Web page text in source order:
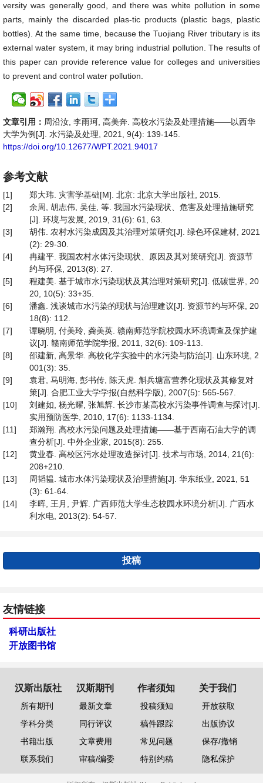
versity was generally good, and there was white pollution in some
parts, mainly the discarded plas-tic products (plastic bags, plastic
bottles). At the same time, because the Tuojiang River tributary is its
external water system, it may bring industrial pollution. The results of
this paper can provide reference value for colleges and universities
to prevent and control water pollution.
文章引用： 周沿汝, 李雨珂, 高美奔. 高校水污染及处理措施——以西华
大学为例[J]. 水污染及处理, 2021, 9(4): 139-145.
https://doi.org/10.12677/WPT.2021.94017
参考文献
[1]
郑大玮. 灾害学基础[M]. 北京: 北京大学出版社, 2015.
[2]
余周, 胡志伟, 吴佳, 等. 我国水污染现状、危害及处理措施研究
[J]. 环境与发展, 2019, 31(6): 61, 63.
[3]
胡伟. 农村水污染成因及其治理对策研究[J]. 绿色环保建材, 2021
(2): 29-30.
[4]
冉建平. 我国农村水体污染现状、原因及其对策研究[J]. 资源节
约与环保, 2013(8): 27.
[5]
程建美. 基于城市水污染现状及其治理对策研究[J]. 低碳世界, 20
20, 10(5): 33+35.
[6]
潘鑫. 浅谈城市水污染的现状与治理建议[J]. 资源节约与环保, 20
18(8): 112.
[7]
谭晓明, 付美玲, 龚美英. 赣南师范学院校园水环境调查及保护建
议[J]. 赣南师范学院学报, 2011, 32(6): 109-113.
[8]
邵建新, 高景华. 高校化学实验中的水污染与防治[J]. 山东环境, 2
001(3): 35.
[9]
袁君, 马明海, 彭书传, 陈天虎. 斛兵塘富营养化现状及其修复对
策[J]. 合肥工业大学学报(自然科学版), 2007(5): 565-567.
[10]
刘建如, 杨光耀, 张旭辉. 长沙市某高校水污染事件调查与探讨[J].
实用预防医学, 2010, 17(6): 1133-1134.
[11]
郑瀚翔. 高校水污染问题及处理措施——基于西南石油大学的调
查分析[J]. 中外企业家, 2015(8): 255.
[12]
黄业春. 高校区污水处理改造探讨[J]. 技术与市场, 2014, 21(6):
208+210.
[13]
周韬韫. 城市水体污染现状及治理措施[J]. 华东纸业, 2021, 51
(3): 61-64.
[14]
李晖, 王月, 尹辉. 广西师范大学生态校园水环境分析[J]. 广西水
利水电, 2013(2): 54-57.
投稿
友情链接
科研出版社
开放图书馆
汉斯出版社
所有期刊
学科分类
书籍出版
联系我们
汉斯期刊
最新文章
同行评议
文章费用
审稿/编委
作者须知
投稿须知
稿件跟踪
常见问题
特别约稿
关于我们
开放获取
出版协议
保存/撤销
隐私保护